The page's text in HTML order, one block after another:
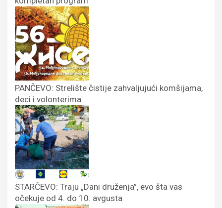
PANČEVO: Strelište čistije zahvaljujući komšijama,
deci i volonterima
STARČEVO: Traju „Dani druženja”, evo šta vas
očekuje od 4. do 10. avgusta